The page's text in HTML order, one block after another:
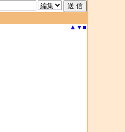
▲ ▼ ■